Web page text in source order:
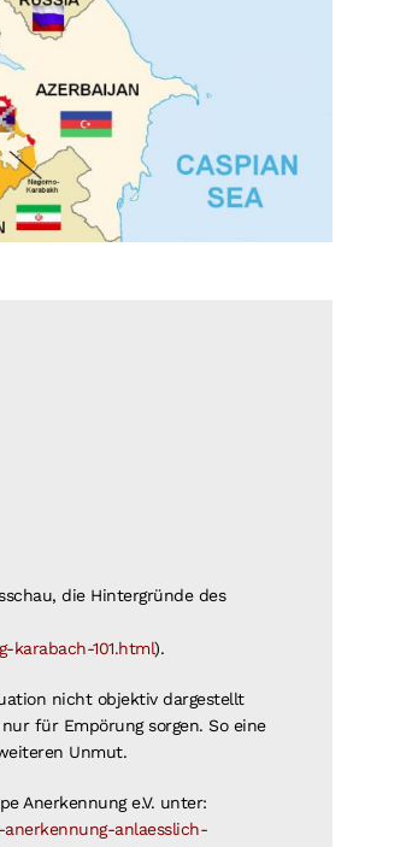
die Hintergründe des
karabach-101.html).
nicht objektiv dargestellt
für Empörung sorgen. So eine
Unmut.
Anerkennung e.V. unter:
anlaesslich-